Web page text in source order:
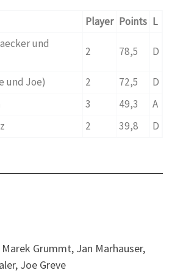
Player Points L
und
2 78,5 D
und Joe) 2 72,5
D
3 49,3
A
2 39,8 D
Marek Grummt, Jan Marhauser,
Joe Greve